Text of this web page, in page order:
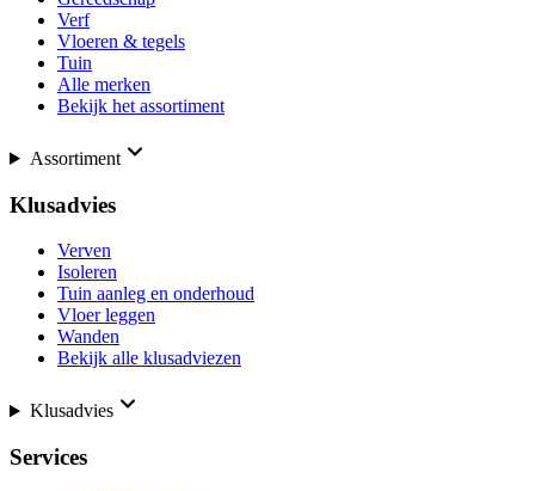
Verf
Vloeren & tegels
Tuin
Alle merken
Bekijk het assortiment
Assortiment
Klusadvies
Verven
Isoleren
Tuin aanleg en onderhoud
Vloer leggen
Wanden
Bekijk alle klusadviezen
Klusadvies
Services